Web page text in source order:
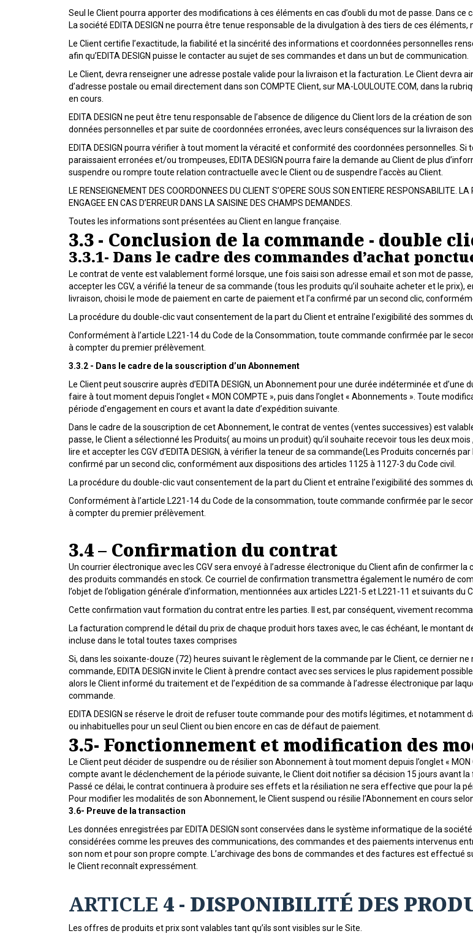
Seul le Client pourra apporter des modifications à ces éléments en cas d’oubli du mot de passe. Dans ce
La société EDITA DESIGN ne pourra être tenue responsable de la divulgation à des tiers de ces
Le Client certifie l’exactitude, la fiabilité et la sincérité des informations et coordonnées personnelles
afin qu’EDITA DESIGN puisse le contacter au sujet de ses commandes et dans un but de communication.
Le Client, devra renseigner une adresse postale valide pour la livraison et la facturation. Le Client
d’adresse postale ou email directement dans son COMPTE Client, sur MA-LOULOUTE.COM, dans la
en cours.
EDITA DESIGN ne peut être tenu responsable de l’absence de diligence du Client lors de la création de
données personnelles et par suite de coordonnées erronées, avec leurs conséquences sur la livraison
EDITA DESIGN pourra vérifier à tout moment la véracité et conformité des coordonnées personnelles. Si
paraissaient erronées et/ou trompeuses, EDITA DESIGN pourra faire la demande au Client de plus
suspendre ou rompre toute relation contractuelle avec le Client ou de suspendre l’accès au Client.
LE RENSEIGNEMENT DES COORDONNEES DU CLIENT S’OPERE SOUS SON ENTIERE RESPONSABILITE.
ENGAGEE EN CAS D’ERREUR DANS LA SAISINE DES CHAMPS DEMANDES.
Toutes les informations sont présentées au Client en langue française.
3.3 - Conclusion de la commande - double
3.3.1- Dans le cadre des commandes d’achat
Le contrat de vente est valablement formé lorsque, une fois saisi son adresse email et son mot de
accepter les CGV, a vérifié la teneur de sa commande (tous les produits qu’il souhaite acheter et le
livraison, choisi le mode de paiement en carte de paiement et l’a confirmé par un second clic,
La procédure du double-clic vaut consentement de la part du Client et entraîne l’exigibilité des sommes
Conformément à l’article L221-14 du Code de la Consommation, toute commande confirmée par le
à compter du premier prélèvement.
3.3.2 - Dans le cadre de la souscription d’un Abonnement
Le Client peut souscrire auprès d’EDITA DESIGN, un Abonnement pour une durée indéterminée et
faire à tout moment depuis l’onglet « MON COMPTE », puis dans l’onglet « Abonnements ». Toute
période d'engagement en cours et avant la date d’expédition suivante.
Dans le cadre de la souscription de cet Abonnement, le contrat de ventes (ventes successives) est
passe, le Client a sélectionné les Produits( au moins un produit) qu’il souhaite recevoir tous les deux
lire et accepter les CGV d’EDITA DESIGN, à vérifier la teneur de sa commande(Les Produits concernés
confirmé par un second clic, conformément aux dispositions des articles 1125 à 1127-3 du Code civil.
La procédure du double-clic vaut consentement de la part du Client et entraîne l’exigibilité des sommes
Conformément à l’article L221-14 du Code de la consommation, toute commande confirmée par le
à compter du premier prélèvement.
3.4 – Confirmation du contrat
Un courrier électronique avec les CGV sera envoyé à l’adresse électronique du Client afin de confirmer
des produits commandés en stock. Ce courriel de confirmation transmettra également le numéro de
l’objet de l’obligation générale d’information, mentionnées aux articles L221-5 et L221-11 et suivants du
Cette confirmation vaut formation du contrat entre les parties. Il est, par conséquent, vivement
La facturation comprend le détail du prix de chaque produit hors taxes avec, le cas échéant, le montant
incluse dans le total toutes taxes comprises
Si, dans les soixante-douze (72) heures suivant le règlement de la commande par le Client, ce dernier
commande, EDITA DESIGN invite le Client à prendre contact avec ses services le plus rapidement
alors le Client informé du traitement et de l’expédition de sa commande à l’adresse électronique par
commande.
EDITA DESIGN se réserve le droit de refuser toute commande pour des motifs légitimes, et
ou inhabituelles pour un seul Client ou bien encore en cas de défaut de paiement.
3.5- Fonctionnement et modification des
Le Client peut décider de suspendre ou de résilier son Abonnement à tout moment depuis l’onglet «
compte avant le déclenchement de la période suivante, le Client doit notifier sa décision 15 jours avant
Passé ce délai, le contrat continuera à produire ses effets et la résiliation ne sera effective que pour la
Pour modifier les modalités de son Abonnement, le Client suspend ou résilie l’Abonnement en cours
3.6- Preuve de la transaction
Les données enregistrées par EDITA DESIGN sont conservées dans le système informatique de la
considérées comme les preuves des communications, des commandes et des paiements intervenus
son nom et pour son propre compte. L’archivage des bons de commandes et des factures est effectué
le Client reconnaît expressément.
ARTICLE 4 - DISPONIBILITÉ DES
Les offres de produits et prix sont valables tant qu’ils sont visibles sur le Site.